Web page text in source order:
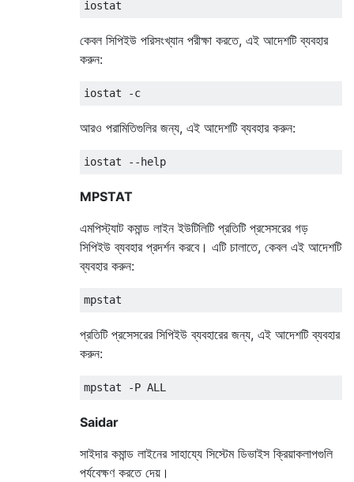
কেবল সিপিইউ পরিসংখ্যান পরীক্ষা করতে, এই আদেশটি ব্যবহার
করুন:
আরও পরামিতিগুলির জন্য, এই আদেশটি ব্যবহার করুন:
MPSTAT
এমপিস্ট্যাট কমান্ড লাইন ইউটিলিটি প্রতিটি প্রসেসরের গড়
সিপিইউ ব্যবহার প্রদর্শন করবে। এটি চালাতে, কেবল এই আদেশটি
ব্যবহার করুন:
প্রতিটি প্রসেসরের সিপিইউ ব্যবহারের জন্য, এই আদেশটি ব্যবহার
করুন:
Saidar
সাইদার কমান্ড লাইনের সাহায্যে সিস্টেম ডিভাইস ক্রিয়াকলাপগুলি
পর্যবেক্ষণ করতে দেয়।